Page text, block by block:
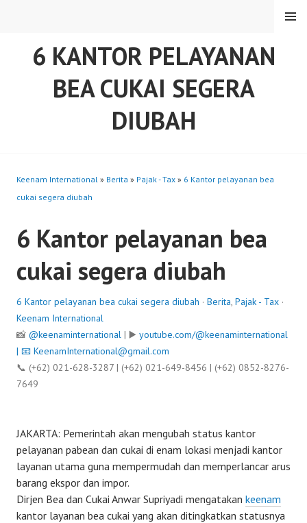
6 KANTOR PELAYANAN
BEA CUKAI SEGERA
DIUBAH
MENU
Keenam International » Berita » Pajak - Tax » 6 Kantor pelayanan bea
cukai segera diubah
6 Kantor pelayanan bea
cukai segera diubah
6 Kantor pelayanan bea cukai segera diubah · Berita, Pajak - Tax ·
Keenam International
📸 @keenaminternational | ▶️ youtube.com/@keenaminternational
| 📧 KeenamInternational@gmail.com
📞 (+62) 021-628-3287 | (+62) 021-649-8456 | (+62) 0852-8276-
7649
JAKARTA: Pemerintah akan mengubah status kantor
pelayanan pabean dan cukai di enam lokasi menjadi kantor
layanan utama guna mempermudah dan memperlancar arus
barang ekspor dan impor.
Dirjen Bea dan Cukai Anwar Supriyadi mengatakan keenam
kantor layanan bea cukai yang akan ditingkatkan statusnya